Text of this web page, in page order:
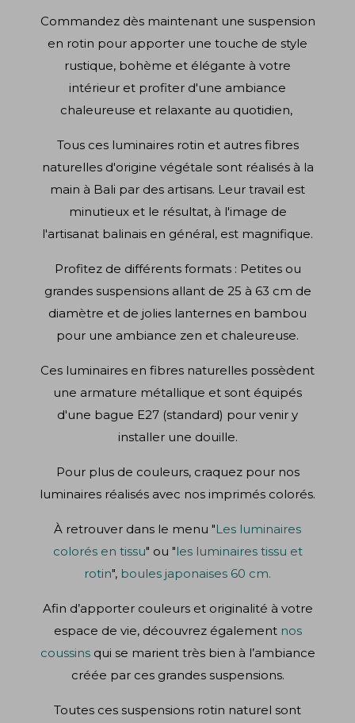
Commandez dès maintenant une suspension
en rotin pour apporter une touche de style
rustique, bohème et élégante à votre
intérieur et profiter d'une ambiance
chaleureuse et relaxante au quotidien,
Tous ces luminaires rotin et autres fibres
naturelles d'origine végétale sont réalisés à la
main à Bali par des artisans. Leur travail est
minutieux et le résultat, à l'image de
l'artisanat balinais en général, est magnifique.
Profitez de différents formats : Petites ou
grandes suspensions allant de 25 à 63 cm de
diamètre et de jolies lanternes en bambou
pour une ambiance zen et chaleureuse.
Ces luminaires en fibres naturelles possèdent
une armature métallique et sont équipés
d'une bague E27 (standard) pour venir y
installer une douille.
Pour plus de couleurs, craquez pour nos
luminaires réalisés avec nos imprimés colorés.
À retrouver dans le menu "Les luminaires
colorés en tissu" ou "les luminaires tissu et
rotin", boules japonaises 60 cm.
Afin d’apporter couleurs et originalité à votre
espace de vie, découvrez également nos
coussinsqui se marient très bien à l’ambiance
créée par ces grandes suspensions.
Toutes ces suspensions rotin naturel sont